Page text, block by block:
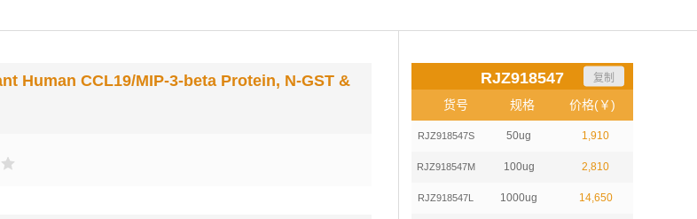
RJZ918547 复制
货号 规格 价格(￥)
RJZ918547S 50ug 1,910
RJZ918547M 100ug 2,810
RJZ918547L 1000ug 14,650
Human CCL19/MIP-3-beta Protein, N-GST &